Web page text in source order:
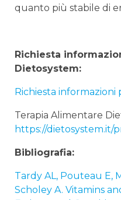
quanto più stabile di
Richiesta
Dietosystem:
Richiesta
Terapia Alimentare
https://dietosystem.it/
Bibliografia:
Tardy AL, Pouteau E,
Scholey A. Vitamins